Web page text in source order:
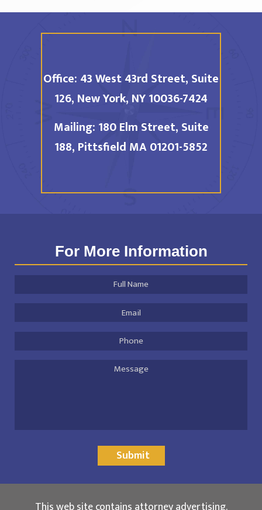
Office: 43 West 43rd Street, Suite
126, New York, NY 10036-7424
Mailing: 180 Elm Street, Suite
188, Pittsfield MA 01201-5852
For More Information
Full
Name *
Email
Address *
Phone
Message
Submit